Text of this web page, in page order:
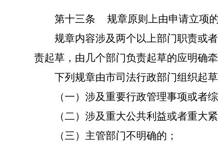
第十三条
规章原则上由申请立项
规章内容涉及两个以上部门职责或
责起草，由几个部门负责起草的应明确
下列规章由市司法行政部门组织起
（一）涉及重要行政管理事项或者
（二）涉及重大公共利益或者重大
（三）主管部门不明确的；